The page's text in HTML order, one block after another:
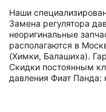
Наши
Замена регулятора
неоригинальные
располагаются в
(Химки, Балашиха).
Скидки постоянным
давления Фиат Панда: